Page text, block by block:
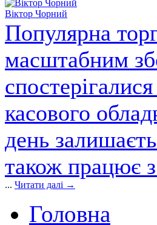
Віктор Чорний
Популярна
масштабним
касового
день
також працює
... Читати далі →
Головна